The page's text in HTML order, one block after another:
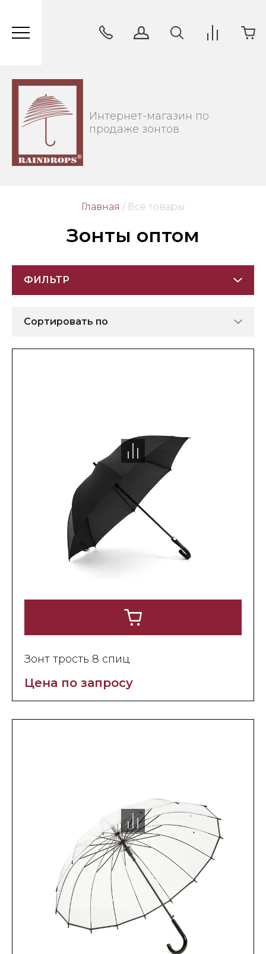
Интернет-магазин по
продаже зонтов
Главная / Все товары
Зонты оптом
ФИЛЬТР
Сортировать по
Зонт трость 8 спиц
Цена по запросу